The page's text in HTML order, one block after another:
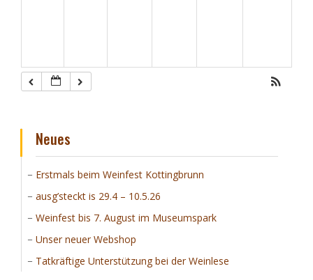
Neues
Erstmals beim Weinfest Kottingbrunn
ausg’steckt is 29.4 – 10.5.26
Weinfest bis 7. August im Museumspark
Unser neuer Webshop
Tatkräftige Unterstützung bei der Weinlese